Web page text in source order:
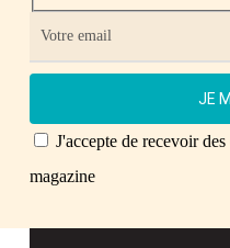
J'accepte de recevoir
magazine